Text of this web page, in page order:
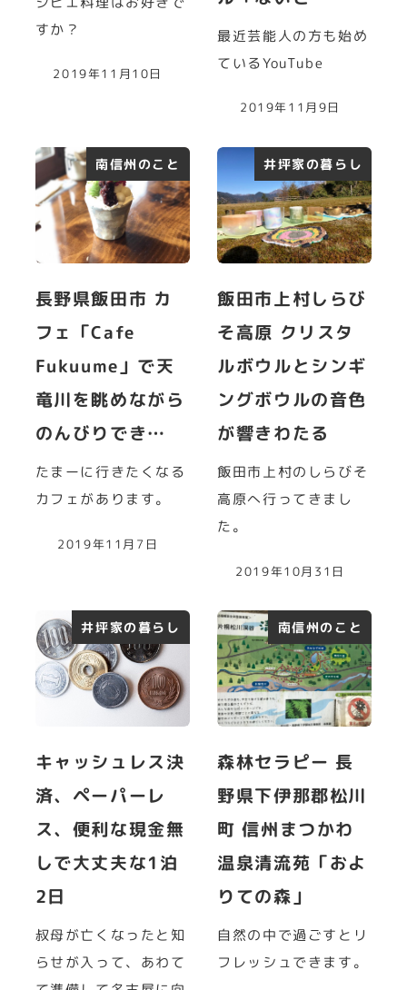
すか？
2019年11月10日
最近芸能人の方も始め
ているYouTube
2019年11月9日
南信州のこと
長野県飯田市 カ
フェ「Cafe
Fukuume」で天
竜川を眺めながら
のんびりでき…
たまーに行きたくなる
カフェがあります。
2019年11月7日
井坪家の暮らし
飯田市上村しらび
そ高原 クリスタ
ルボウルとシンギ
ングボウルの音色
が響きわたる
飯田市上村のしらびそ
高原へ行ってきまし
た。
2019年10月31日
井坪家の暮らし
キャッシュレス決
済、ペーパーレ
ス、便利な現金無
しで大丈夫な1泊
2日
叔母が亡くなったと知
らせが入って、あわて
南信州のこと
森林セラピー 長
野県下伊那郡松川
町 信州まつかわ
温泉清流苑「およ
りての森」
自然の中で過ごすとリ
フレッシュできます。